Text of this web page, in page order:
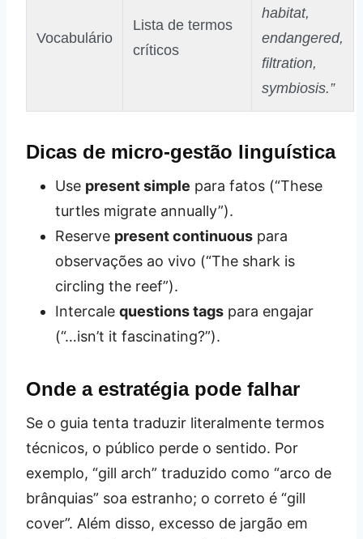
Vocabulário
Lista de termos
críticos
habitat,
endangered,
filtration,
symbiosis.”
Dicas de micro‑gestão linguística
Use present simple para fatos (“These
turtles migrate annually”).
Reserve present continuous para
observações ao vivo (“The shark is
circling the reef”).
Intercale questions tags para engajar
(“…isn’t it fascinating?”).
Onde a estratégia pode falhar
Se o guia tenta traduzir literalmente termos
técnicos, o público perde o sentido. Por
exemplo, “gill arch” traduzido como “arco de
brânquias” soa estranho; o correto é “gill
cover”. Além disso, excesso de jargão em